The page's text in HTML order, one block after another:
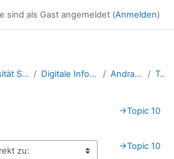
sind als Gast angemeldet (Anmelden)
Universität Salzburg - 2017 un... Digitale Information - SS 2016... Andraschko Julian Topic 9
→Topic 10
→Topic 10